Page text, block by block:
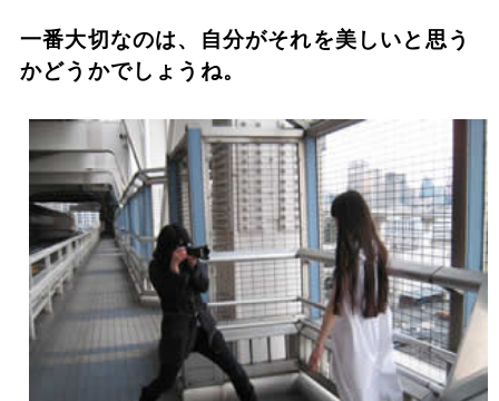
一番大切なのは、自分がそれを美しいと思う
かどうかでしょうね。